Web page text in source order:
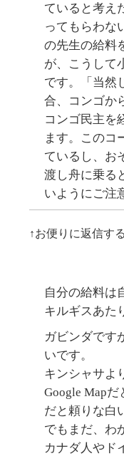
ていると考え
ってもらわな
の先生の給料
が、こうして
です。「当然
合、コンゴか
コンゴ民主を
ます。このコ
ているし、お
渡し舟に乗る
いようにご注
↑お便りに返信す
自分の給料は
キルギスあた
ガビンダです
いです。
キンシャサよ
Google Map
だと頼りな白
でもまだ、わ
カナダ人やド